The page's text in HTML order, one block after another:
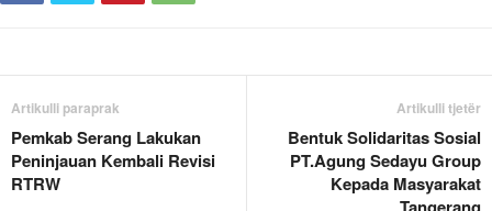
Artikulli paraprak
Pemkab Serang Lakukan
Peninjauan Kembali Revisi
RTRW
Artikulli tjetër
Bentuk Solidaritas Sosial
PT.Agung Sedayu Group
Kepada Masyarakat